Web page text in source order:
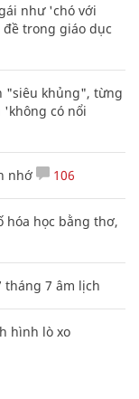
như 'chó với
trong giáo dục
"siêu khủng", từng
'không có nổi
nhớ 106
hóa học bằng thơ,
tháng 7 âm lịch
hình lò xo